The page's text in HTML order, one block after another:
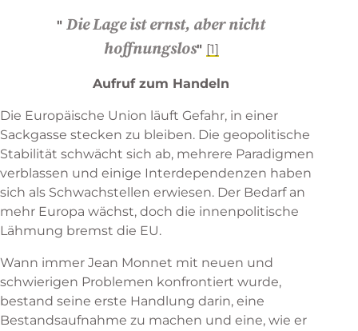
"Die Lage ist ernst, aber nicht
hoffnungslos" [1]
Aufruf zum Handeln
Die Europäische Union läuft Gefahr, in einer
Sackgasse stecken zu bleiben. Die geopolitische
Stabilität schwächt sich ab, mehrere Paradigmen
verblassen und einige Interdependenzen haben
sich als Schwachstellen erwiesen. Der Bedarf an
mehr Europa wächst, doch die innenpolitische
Lähmung bremst die EU.
Wann immer Jean Monnet mit neuen und
schwierigen Problemen konfrontiert wurde,
bestand seine erste Handlung darin, eine
Bestandsaufnahme zu machen und eine, wie er